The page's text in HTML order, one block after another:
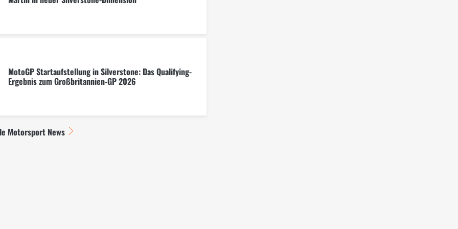
MotoGP Startaufstellung in Silverstone: Das Qualifying-
Ergebnis zum Großbritannien-GP 2026
Motorsport News